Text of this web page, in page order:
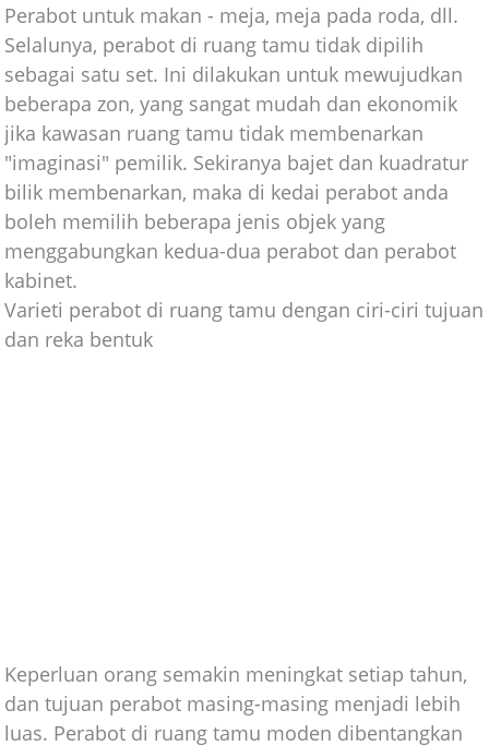
Perabot untuk makan - meja, meja pada roda, dll.
Selalunya, perabot di ruang tamu tidak dipilih
sebagai satu set. Ini dilakukan untuk mewujudkan
beberapa zon, yang sangat mudah dan ekonomik
jika kawasan ruang tamu tidak membenarkan
"imaginasi" pemilik. Sekiranya bajet dan kuadratur
bilik membenarkan, maka di kedai perabot anda
boleh memilih beberapa jenis objek yang
menggabungkan kedua-dua perabot dan perabot
kabinet.
Varieti perabot di ruang tamu dengan ciri-ciri tujuan
dan reka bentuk
Keperluan orang semakin meningkat setiap tahun,
dan tujuan perabot masing-masing menjadi lebih
luas. Perabot di ruang tamu moden dibentangkan